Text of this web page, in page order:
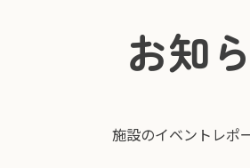
お知
施設のイベントレポ